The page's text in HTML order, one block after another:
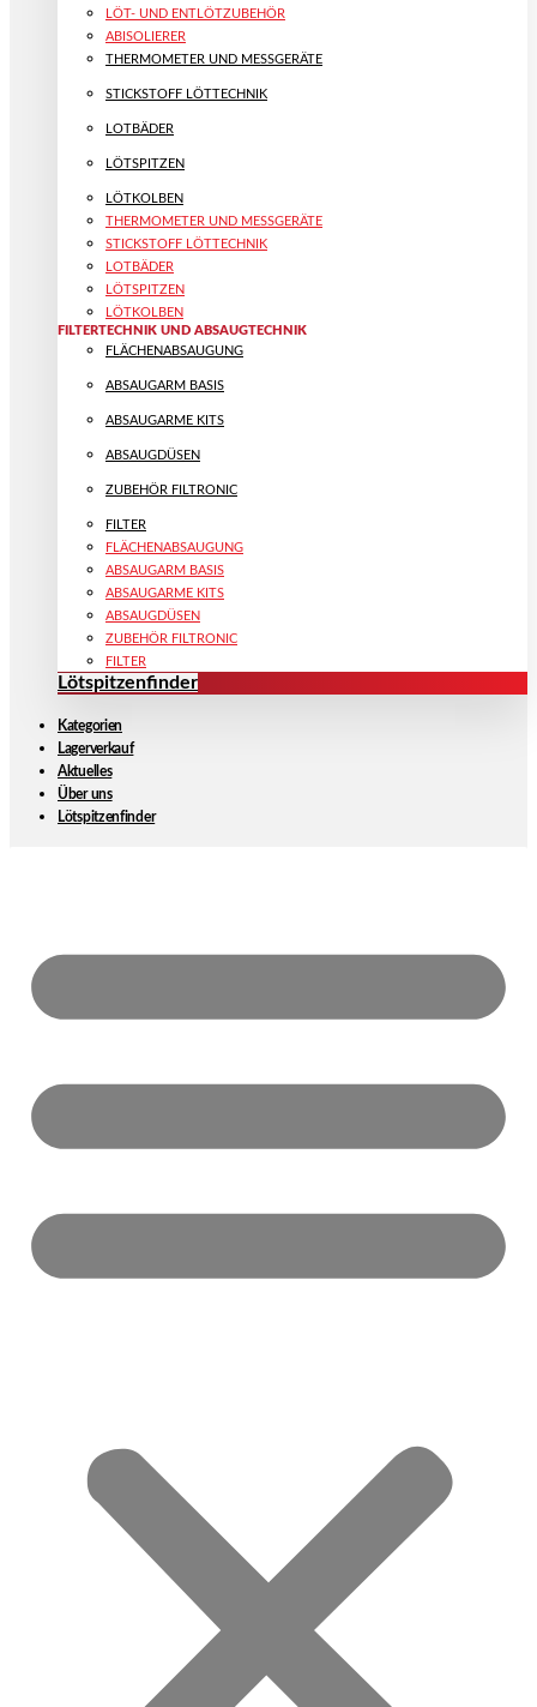
LÖT- UND ENTLÖTZUBEHÖR
ABISOLIERER
THERMOMETER UND MESSGERÄTE
STICKSTOFF LÖTTECHNIK
LOTBÄDER
LÖTSPITZEN
LÖTKOLBEN
THERMOMETER UND MESSGERÄTE
STICKSTOFF LÖTTECHNIK
LOTBÄDER
LÖTSPITZEN
LÖTKOLBEN
FILTERTECHNIK UND ABSAUGTECHNIK
FLÄCHENABSAUGUNG
ABSAUGARM BASIS
ABSAUGARME KITS
ABSAUGDÜSEN
ZUBEHÖR FILTRONIC
FILTER
FLÄCHENABSAUGUNG
ABSAUGARM BASIS
ABSAUGARME KITS
ABSAUGDÜSEN
ZUBEHÖR FILTRONIC
FILTER
Lötspitzenfinder
Kategorien
Lagerverkauf
Aktuelles
Über uns
Lötspitzenfinder